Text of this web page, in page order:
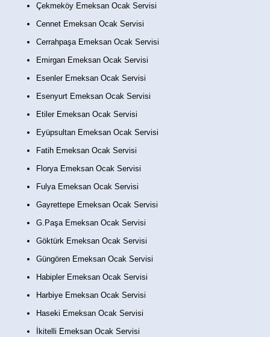
Çekmeköy Emeksan Ocak Servisi
Cennet Emeksan Ocak Servisi
Cerrahpaşa Emeksan Ocak Servisi
Emirgan Emeksan Ocak Servisi
Esenler Emeksan Ocak Servisi
Esenyurt Emeksan Ocak Servisi
Etiler Emeksan Ocak Servisi
Eyüpsultan Emeksan Ocak Servisi
Fatih Emeksan Ocak Servisi
Florya Emeksan Ocak Servisi
Fulya Emeksan Ocak Servisi
Gayrettepe Emeksan Ocak Servisi
G.Paşa Emeksan Ocak Servisi
Göktürk Emeksan Ocak Servisi
Güngören Emeksan Ocak Servisi
Habipler Emeksan Ocak Servisi
Harbiye Emeksan Ocak Servisi
Haseki Emeksan Ocak Servisi
İkitelli Emeksan Ocak Servisi